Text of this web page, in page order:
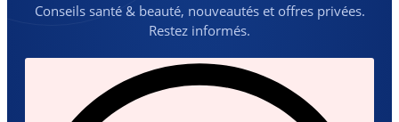
Conseils santé & beauté, nouveautés et offres privées.
Restez informés.